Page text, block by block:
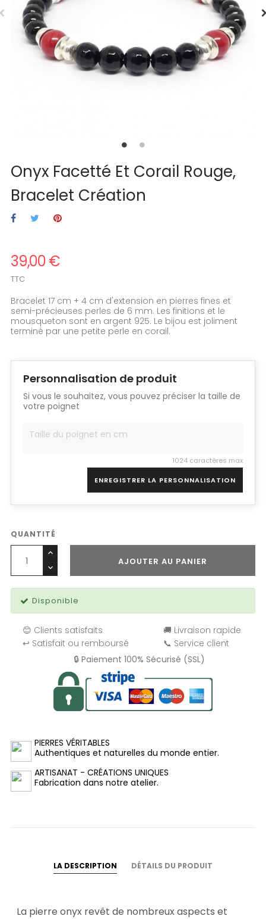
Onyx Facetté Et Corail Rouge,
Bracelet Création
39,00 €
TTC
Bracelet 17 cm + 4 cm d'extension en pierres fines et
semi-précieuses perles de 6 mm. Les finitions et le
mousqueton sont en argent 925. Le bijou est joliment
terminé par une petite perle en corail.
Personnalisation de produit
Si vous le souhaitez, vous pouvez préciser la taille de
votre poignet
1024 caractères max
ENREGISTRER LA PERSONNALISATION
QUANTITÉ
AJOUTER AU PANIER
Disponible
😊 Clients satisfaits
🚚 Livraison rapide
↩️ Satisfait ou remboursé
📞 Service client
🔒 Paiement 100% Sécurisé (SSL)
PIERRES VÉRITABLES
Authentiques et naturelles du monde entier.
ARTISANAT - CRÉATIONS UNIQUES
Fabrication dans notre atelier.
LA DESCRIPTION DÉTAILS DU PRODUIT
La pierre onyx revêt de nombreux aspects et